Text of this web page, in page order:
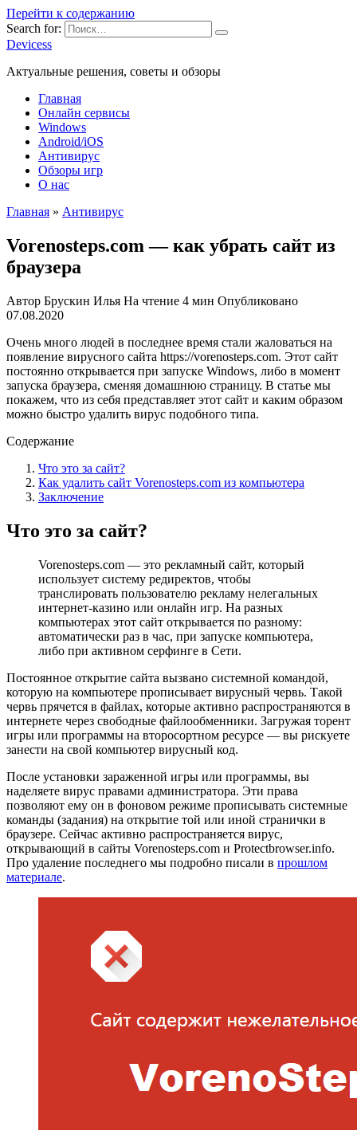
Перейти к содержанию
Search for:
Devicess
Актуальные решения, советы и обзоры
Главная
Онлайн сервисы
Windows
Android/iOS
Антивирус
Обзоры игр
О нас
Главная » Антивирус
Vorenosteps.com — как убрать сайт из
браузера
Автор Брускин Илья На чтение 4 мин Опубликовано
07.08.2020
Очень много людей в последнее время стали жаловаться на
появление вирусного сайта https://vorenosteps.com. Этот сайт
постоянно открывается при запуске Windows, либо в момент
запуска браузера, сменяя домашнюю страницу. В статье мы
покажем, что из себя представляет этот сайт и каким образом
можно быстро удалить вирус подобного типа.
Содержание
Что это за сайт?
Как удалить сайт Vorenosteps.com из компьютера
Заключение
Что это за сайт?
Vorenosteps.com — это рекламный сайт, который
использует систему редиректов, чтобы
транслировать пользователю рекламу нелегальных
интернет-казино или онлайн игр. На разных
компьютерах этот сайт открывается по разному:
автоматически раз в час, при запуске компьютера,
либо при активном серфинге в Сети.
Постоянное открытие сайта вызвано системной командой,
которую на компьютере прописывает вирусный червь. Такой
червь прячется в файлах, которые активно распространяются в
интернете через свободные файлообменники. Загружая торент
игры или программы на второсортном ресурсе — вы рискуете
занести на свой компьютер вирусный код.
После установки зараженной игры или программы, вы
наделяете вирус правами администратора. Эти права
позволяют ему он в фоновом режиме прописывать системные
команды (задания) на открытие той или иной странички в
браузере. Сейчас активно распространяется вирус,
открывающий в сайты Vorenosteps.com и Protectbrowser.info.
Про удаление последнего мы подробно писали в прошлом
материале.